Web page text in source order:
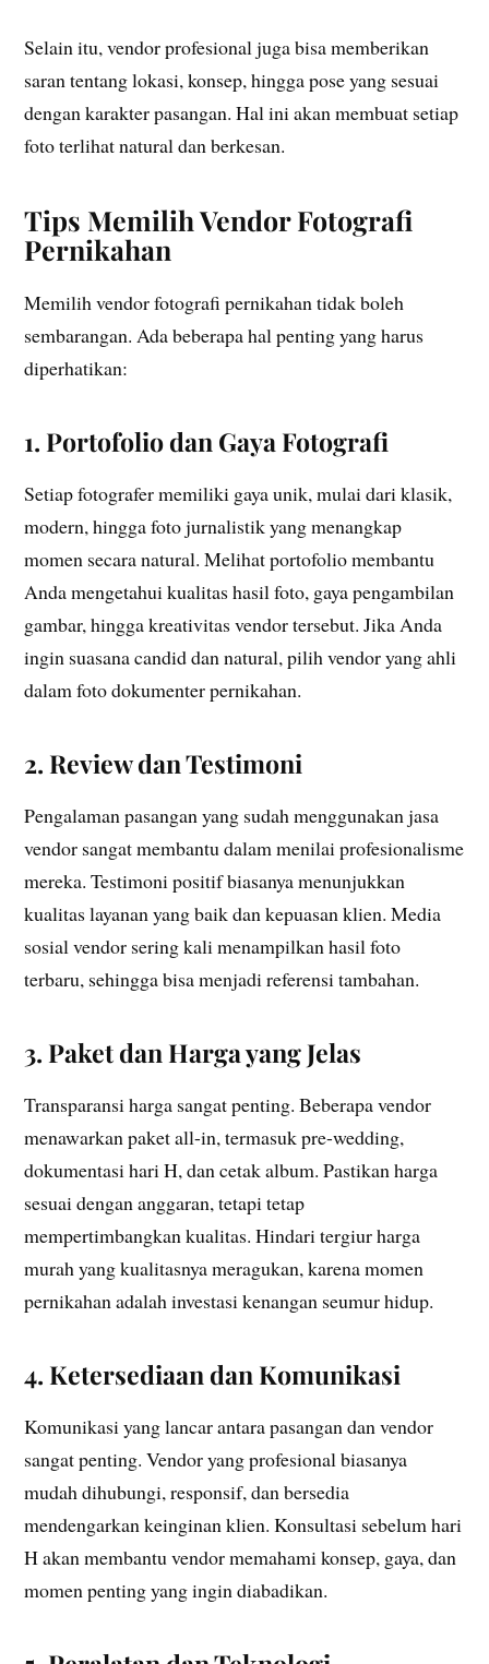
Selain itu, vendor profesional juga bisa memberikan
saran tentang lokasi, konsep, hingga pose yang sesuai
dengan karakter pasangan. Hal ini akan membuat setiap
foto terlihat natural dan berkesan.
Tips Memilih Vendor Fotografi
Pernikahan
Memilih vendor fotografi pernikahan tidak boleh
sembarangan. Ada beberapa hal penting yang harus
diperhatikan:
1. Portofolio dan Gaya Fotografi
Setiap fotografer memiliki gaya unik, mulai dari klasik,
modern, hingga foto jurnalistik yang menangkap
momen secara natural. Melihat portofolio membantu
Anda mengetahui kualitas hasil foto, gaya pengambilan
gambar, hingga kreativitas vendor tersebut. Jika Anda
ingin suasana candid dan natural, pilih vendor yang ahli
dalam foto dokumenter pernikahan.
2. Review dan Testimoni
Pengalaman pasangan yang sudah menggunakan jasa
vendor sangat membantu dalam menilai profesionalisme
mereka. Testimoni positif biasanya menunjukkan
kualitas layanan yang baik dan kepuasan klien. Media
sosial vendor sering kali menampilkan hasil foto
terbaru, sehingga bisa menjadi referensi tambahan.
3. Paket dan Harga yang Jelas
Transparansi harga sangat penting. Beberapa vendor
menawarkan paket all-in, termasuk pre-wedding,
dokumentasi hari H, dan cetak album. Pastikan harga
sesuai dengan anggaran, tetapi tetap
mempertimbangkan kualitas. Hindari tergiur harga
murah yang kualitasnya meragukan, karena momen
pernikahan adalah investasi kenangan seumur hidup.
4. Ketersediaan dan Komunikasi
Komunikasi yang lancar antara pasangan dan vendor
sangat penting. Vendor yang profesional biasanya
mudah dihubungi, responsif, dan bersedia
mendengarkan keinginan klien. Konsultasi sebelum hari
H akan membantu vendor memahami konsep, gaya, dan
momen penting yang ingin diabadikan.